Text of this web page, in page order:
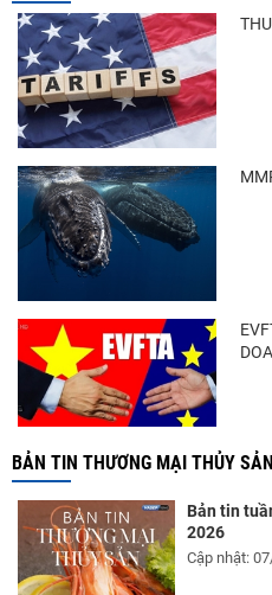
BẢN TIN THƯƠNG MẠI THỦY SẢN
Bản tin
2026
Cập nhật: